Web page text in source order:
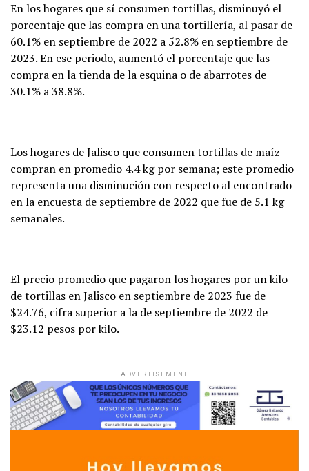
En los hogares que sí consumen tortillas, disminuyó el
porcentaje que las compra en una tortillería, al pasar de
60.1% en septiembre de 2022 a 52.8% en septiembre de
2023. En ese periodo, aumentó el porcentaje que las
compra en la tienda de la esquina o de abarrotes de
30.1% a 38.8%.
Los hogares de Jalisco que consumen tortillas de maíz
compran en promedio 4.4 kg por semana; este promedio
representa una disminución con respecto al encontrado
en la encuesta de septiembre de 2022 que fue de 5.1 kg
semanales.
El precio promedio que pagaron los hogares por un kilo
de tortillas en Jalisco en septiembre de 2023 fue de
$24.76, cifra superior a la de septiembre de 2022 de
$23.12 pesos por kilo.
ADVERTISEMENT